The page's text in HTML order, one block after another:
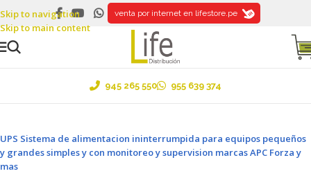
Skip to navigation
Skip to main content
Ventas al por mayor y menor ....¡Envíos a todo el Perú!
venta por internet en lifestore.pe
945 265 550 955 639 374
UPS Sistema de alimentacion ininterrumpida para equipos pequeños
y grandes simples y con monitoreo y supervision marcas APC Forza y
mas